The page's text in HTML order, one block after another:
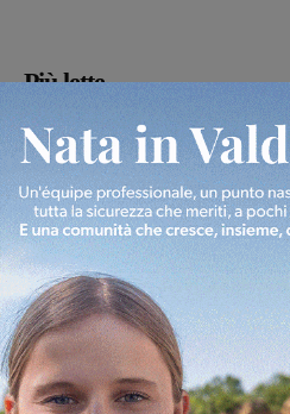
Più lette
Cronaca 4 Agosto 2026
Un anno fa la strage in
Gianni, Giulia e Franco.
processo, lo stop ai
Cronaca 3 Agosto 2026
Scomparso da una
Fiorentino l’uomo che
Levane nel 2020